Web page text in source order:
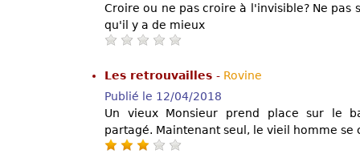
Croire ou ne pas croire à l'invisible? Ne pas
qu'il y a de mieux
Les retrouvailles - Rovine
Publié le 12/04/2018
Un vieux Monsieur prend place sur le
partagé. Maintenant seul, le vieil homme se